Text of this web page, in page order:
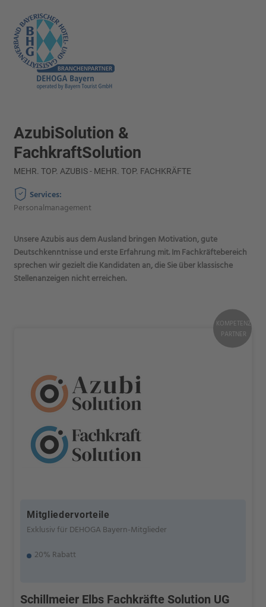
KOMPETENZ
PARTNER
Mitgliedervorteile
Exklusiv für DEHOGA Bayern-Mitglieder
20% Rabatt
Schillmeier Elbs Fachkräfte Solution UG
AzubiSolution &
FachkraftSolution
MEHR. TOP. AZUBIS - MEHR. TOP. FACHKRÄFTE
Services:
Personalmanagement
Unsere Azubis aus dem Ausland bringen Motivation, gute
Deutschkenntnisse und erste Erfahrung mit. Im Fachkräftebereich
sprechen wir gezielt die Kandidaten an, die Sie über klassische
Stellenanzeigen nicht erreichen.